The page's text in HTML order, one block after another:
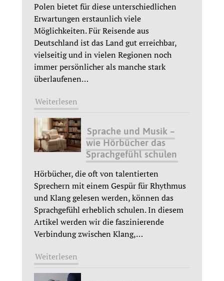
Polen bietet für diese unterschiedlichen
Erwartungen erstaunlich viele
Möglichkeiten. Für Reisende aus
Deutschland ist das Land gut erreichbar,
vielseitig und in vielen Regionen noch
immer persönlicher als manche stark
überlaufenen…
Weiterlesen
Sprache und Musik –
wie Hörbücher das
Sprachgefühl schulen
Hörbücher, die oft von talentierten
Sprechern mit einem Gespür für Rhythmus
und Klang gelesen werden, können das
Sprachgefühl erheblich schulen. In diesem
Artikel werden wir die faszinierende
Verbindung zwischen Klang,…
Weiterlesen